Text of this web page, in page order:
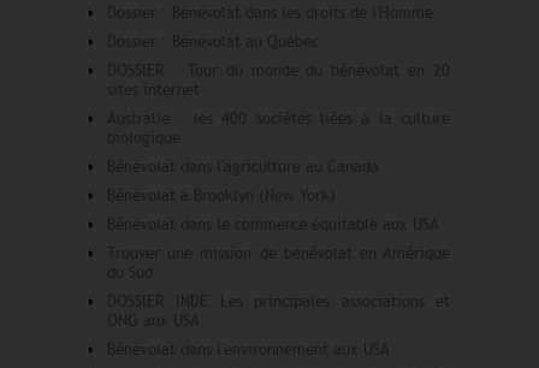
Dossier : Bénévolat dans les droits de l'Homme
Dossier : Bénévolat au Québec
DOSSIER : Tour du monde du bénévolat en 20
sites internet
Australie : les 400 sociétés liées à la culture
biologique
Bénévolat dans l'agriculture au Canada
Bénévolat à Brooklyn (New York)
Bénévolat dans le commerce équitable aux USA
Trouver une mission de bénévolat en Amérique
du Sud
DOSSIER INDE Les principales associations et
ONG aux USA
Bénévolat dans l'environnement aux USA